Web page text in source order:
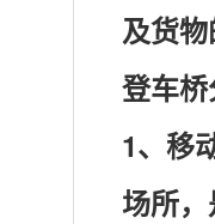
及货物
登车桥
1、移
场所